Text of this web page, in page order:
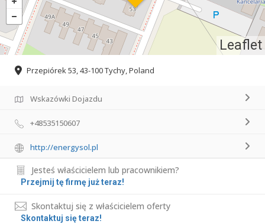
Leaflet
Przepiórek 53, 43-100 Tychy, Poland
Wskazówki Dojazdu
+48535150607
http://energysol.pl
Jesteś właścicielem lub pracownikiem?
Przejmij tę firmę już teraz!
Skontaktuj się z właścicielem oferty
Skontaktuj się teraz!